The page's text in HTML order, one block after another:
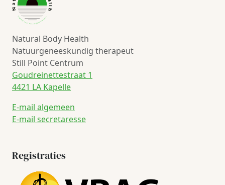
Natural Body Health
Natuurgeneeskundig therapeut
Still Point Centrum
Goudreinettestraat 1
4421 LA Kapelle
E-mail algemeen
E-mail secretaresse
Registraties